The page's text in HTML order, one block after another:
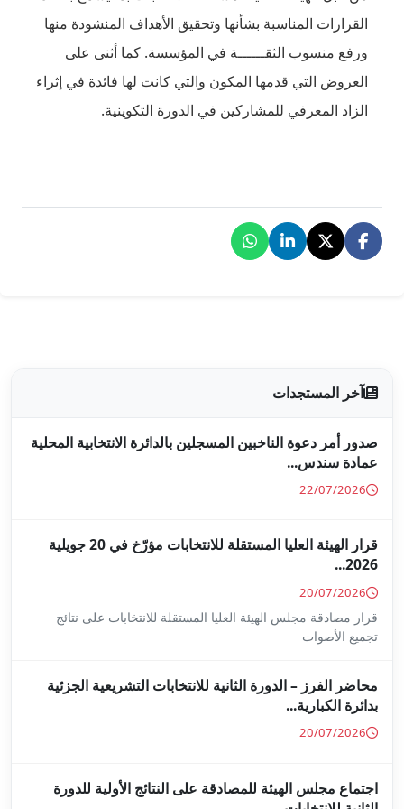
وتحقيق الأهداف المنشودة منها
في المؤسسة. كما أثنى على
والتي كانت لها فائدة في إثراء
الدورة التكوينية.
بالدائرة الانتخابية المحلية
قرار الهيئة العليا المستقلة للانتخابات مؤرّخ في 20 جويلية
المستقلة للانتخابات على نتائج
للانتخابات التشريعية الجزئية
على النتائج الأولية للدورة